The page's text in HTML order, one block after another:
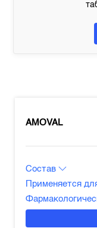
AMOVAL
Состав
Применяется